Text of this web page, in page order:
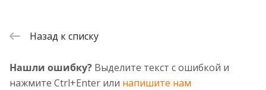
Назад к списку
Нашли ошибку? Выделите текст с ошибкой и
нажмите Ctrl+Enter или напишите нам